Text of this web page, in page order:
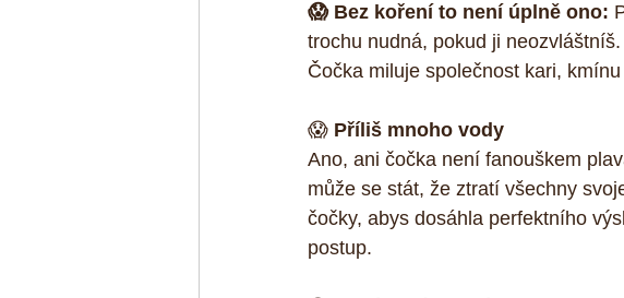
😱 Bez koření to není úplně ono:
trochu nudná, pokud ji
Čočka miluje společnost kari,
😱 Příliš mnoho vody
Ano, ani čočka není fanouškem
může se stát, že ztratí všechny
čočky, abys dosáhla perfektního
postup.